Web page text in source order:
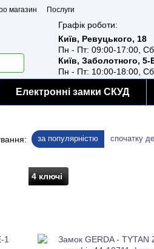
магазин
Послуги
Графік роботи:
Київ, Ревуцького, 18
Пн - Пт: 09:00-17:00,
Київ, Заболотного, 5-
Пн - Пт: 10:00-18:00,
Електронні замки СКУД
за популярністю спочатку
4 ключі